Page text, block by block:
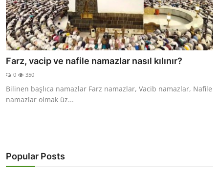
Farz, vacip ve nafile namazlar nasıl kılınır?
0 350
Bilinen başlıca namazlar Farz namazlar, Vacib namazlar, Nafile
namazlar olmak üz...
Popular Posts